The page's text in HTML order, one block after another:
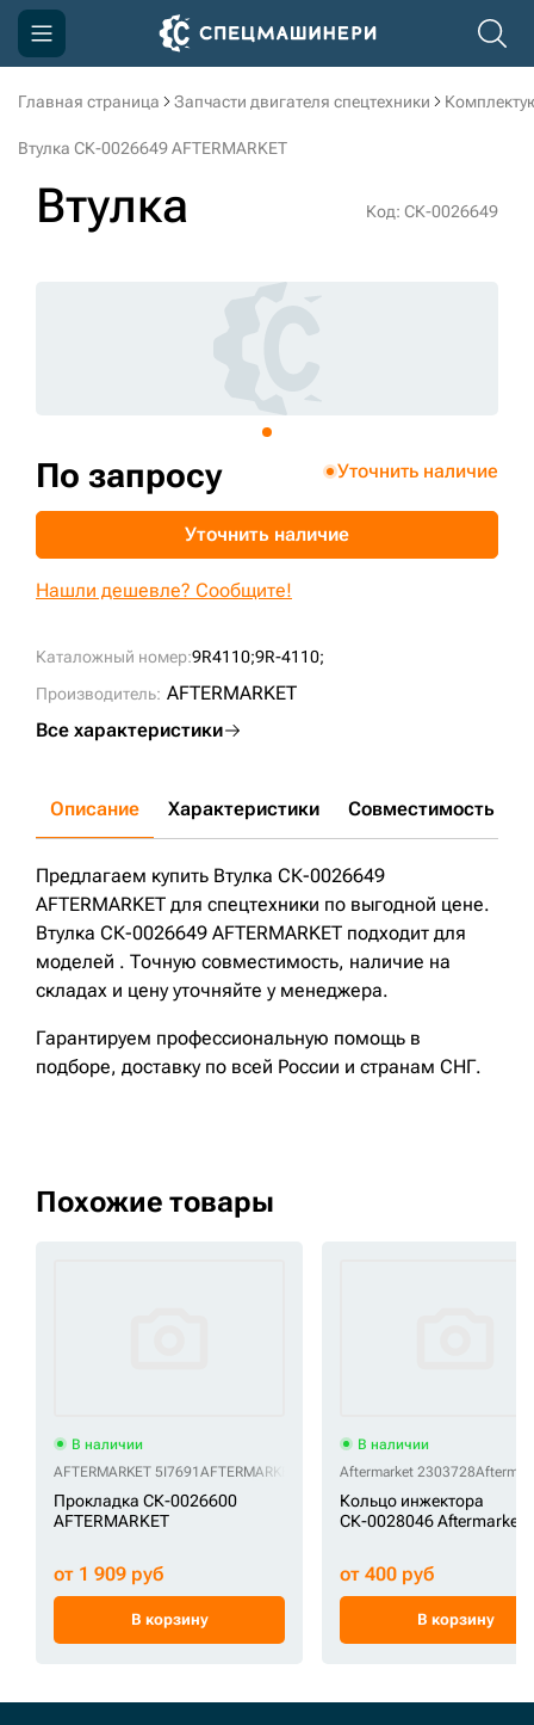
Главная страница Запчасти двигателя спецтехники
Втулка СК-0026649 AFTERMARKET
Втулка Код: СК-0026649
Каталожный номер:9R4110;9R-4110;
Производитель: AFTERMARKET
Все характеристики
По запросу Уточнить наличие
Уточнить наличие
Нашли дешевле? Сообщите!
Описание Характеристики Совместимость
Предлагаем купить Втулка СК-0026649
AFTERMARKET для спецтехники по выгодной цене.
Втулка СК-0026649 AFTERMARKET подходит для
моделей . Точную совместимость, наличие на
складах и цену уточняйте у менеджера.
Гарантируем профессиональную помощь в
подборе, доставку по всей России и странам СНГ.
Похожие товары
В наличии
AFTERMARKET 5I7691 AFTERMARKET 5I-7691
Прокладка СК-0026600
AFTERMARKET
от 1 909 руб
В корзину
В наличии
Aftermarket 2303728
Кольцо инжектора
СК-0028046 Aftermarket
от 400 руб
В корзину
Компания
Доставка и оплата
+7 (499) 394-50-93